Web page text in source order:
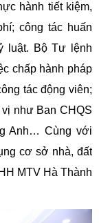
hành tiết kiệm,
công tác huấn
luật. Bộ Tư lệnh
chấp hành pháp
tác động viên;
như Ban CHQS
Anh… Cùng với
cơ sở nhà, đất
MTV Hà Thành